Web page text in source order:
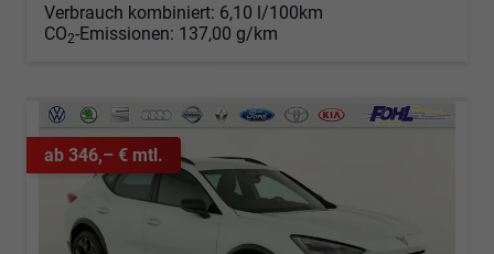
Verbrauch kombiniert: 6,10 l/100km
CO2-Emissionen: 137,00 g/km
ab 346,– € mtl.